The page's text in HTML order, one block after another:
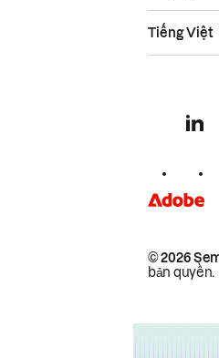
© 2026
bản quyền.
Tiếng Việt